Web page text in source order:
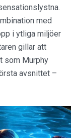
med
i ytliga miljöer
gillar att
som Murphy
avsnittet –